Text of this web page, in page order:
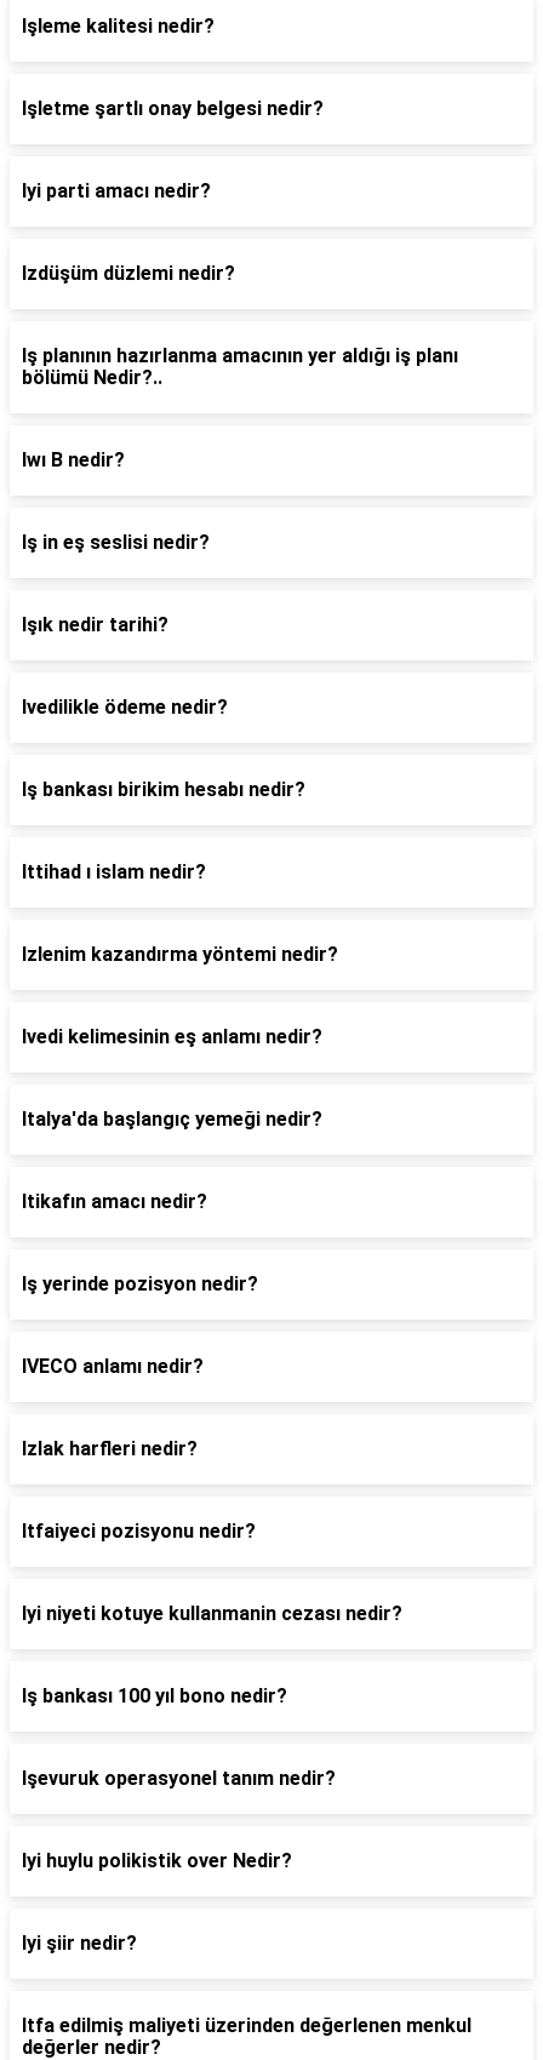
Işleme kalitesi nedir?
Işletme şartlı onay belgesi nedir?
Iyi parti amacı nedir?
Izdüşüm düzlemi nedir?
Iş planının hazırlanma amacının yer aldığı iş planı
bölümü Nedir?..
Iwı B nedir?
Iş in eş seslisi nedir?
Işık nedir tarihi?
Ivedilikle ödeme nedir?
Iş bankası birikim hesabı nedir?
Ittihad ı islam nedir?
Izlenim kazandırma yöntemi nedir?
Ivedi kelimesinin eş anlamı nedir?
Italya'da başlangıç yemeği nedir?
Itikafın amacı nedir?
Iş yerinde pozisyon nedir?
IVECO anlamı nedir?
Izlak harfleri nedir?
Itfaiyeci pozisyonu nedir?
Iyi niyeti kotuye kullanmanin cezası nedir?
Iş bankası 100 yıl bono nedir?
Işevuruk operasyonel tanım nedir?
Iyi huylu polikistik over Nedir?
Iyi şiir nedir?
Itfa edilmiş maliyeti üzerinden değerlenen menkul
değerler nedir?